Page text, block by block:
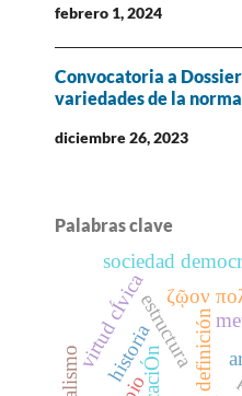
febrero 1, 2024
Convocatoria a
variedades de la
diciembre 26, 2023
Palabras clave
definición
estructura
ζῷον
virtud cÍvica
sociedad
historia